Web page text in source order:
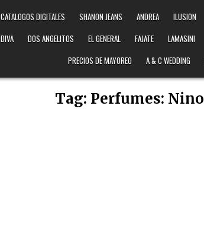
CATALOGOS DIGITALES SHANON JEANS ANDREA ILUSION
DIVA DOS ANGELITOS EL GENERAL FAJATE LAMASINI
PRECIOS DE MAYOREO
A & C WEDDING
Tag: Perfumes: Nino